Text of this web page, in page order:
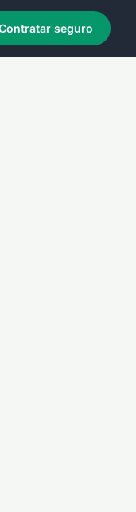
Contratar seguro